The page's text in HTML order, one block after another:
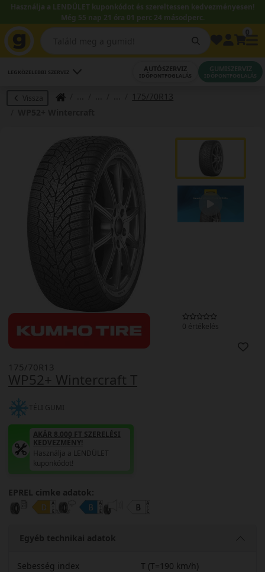
Használja a LENDÜLET kuponkódot és szereltessen kedvezményesen!
Még 55 nap 21 óra 01 perc 24 másodperc.
LEGKÖZELEBBI SZERVIZ AUTÓSZERVIZ
IDŐPONTFOGLALÁS
GUMISZERVIZ
IDŐPONTFOGLALÁS
Vissza
175/70R13
0 értékelés
WP52+ Wintercraft T
175/70R13
TÉLI GUMI
AKÁR 8.000 FT SZERELÉSI
KEDVEZMÉNY!
Használja a LENDÜLET
kuponkódot!
EPREL cimke adatok:
Egyéb technikai adatok
Sebesség index
T (T=190 km/h)